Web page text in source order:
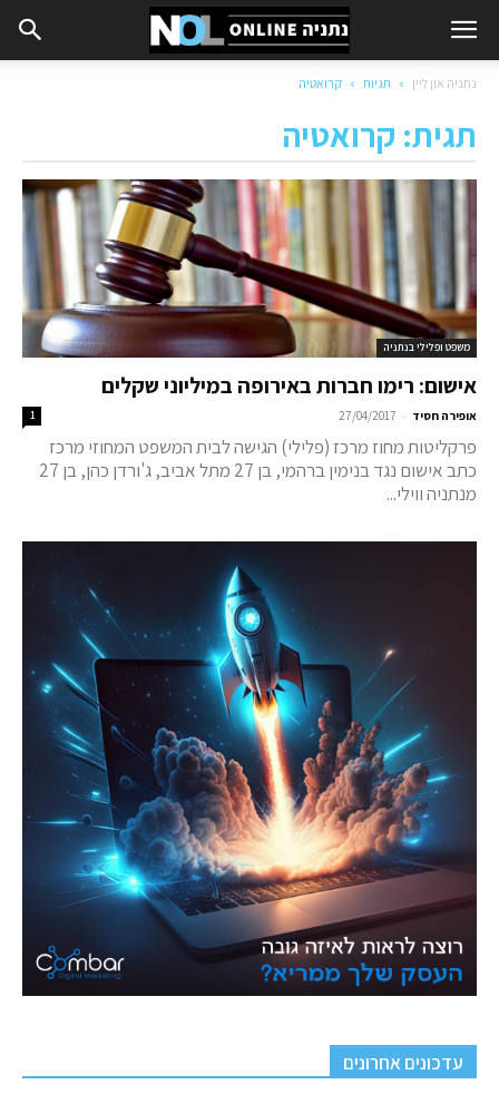
נתניה און ליין תגיות קרואטיה
תגית: קרואטיה
משפט ופלילי בנתניה
אישום: רימו חברות באירופה במיליוני שקלים
אופירה חסיד -
27/04/2017
1
פרקליטות מחוז מרכז (פלילי) הגישה לבית המשפט המחוזי מרכז
כתב אישום נגד בנימין ברהמי, בן 27 מתל אביב, ג'ורדן כהן, בן 27
מנתניה ווילי...
עדכונים אחרונים